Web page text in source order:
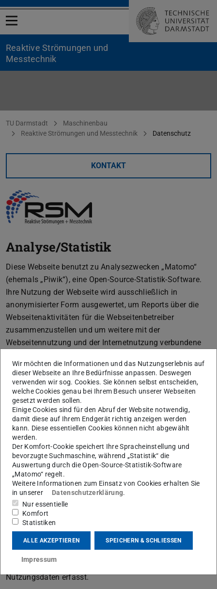
Menü öffnen
Reaktive Strömungen und
Messtechnik
Sie befinden sich hier:
TU Darmstadt
Maschinenbau
Reaktive Strömungen und Messtechnik
Datenschutz
KONTAKT
Analyse/Statistik
Diese Webseite benutzt zu Analysezwecken „Matomo“
(ehemals „Piwik“), eine Open-Source-Statistik-Software.
Ihre Nutzung der Webseite wird ausschließlich in
anonymisierter Form ausgewertet, um Reports über die
Webseitenaktivitäten für die Webseitenbetreiber
zusammenzustellen und um weitere mit der
Webseitennutzung und der Internetnutzung verbundene
verbessern.
Die von Matomo erfassten Daten werden auf Servern der
TU Darmstadt gespeichert und unter keinen Umständen
an Dritte weitergegeben. Die IP-Adresse wird sofort nach
der Verarbeitung und vor der Speicherung anonymisiert,
die letzten beiden Tupel der IP-Adresse werden nicht
gespeichert. Matomo verwendet zur Analyse der
Benutzung der Webseiten sog. „Cookies“, Textdateien, die
auf Ihrem Computer gespeichert werden. Durch
entsprechende Einstellungen in der Browser-Software
lässt sich die Speicherung von Cookies unterbinden.
Sofern Ihr Browser die „Do-Not-Track“-Technik unterstützt
und Sie diese aktiviert haben, wird ihr Besuch
Nur auf Seiten, auf denen in der Fußzeile (Footer) der Link
„Webseitenanalyse“ zu sehen ist, werden von Matomo
Nutzungsdaten erfasst.
Wir möchten die Informationen und das Nutzungserlebnis auf
dieser Webseite an Ihre Bedürfnisse anpassen. Deswegen
verwenden wir sog. Cookies. Sie können selbst entscheiden,
welche Cookies genau bei Ihrem Besuch unserer Webseiten
gesetzt werden sollen.
Einige Cookies sind für den Abruf der Website notwendig,
damit diese auf Ihrem Endgerät richtig anzeigen werden
kann. Diese essentiellen Cookies können nicht abgewählt
werden.
Der Komfort-Cookie speichert Ihre Spracheinstellung und
bevorzugte Suchmaschine, während „Statistik“ die
Auswertung durch die Open-Source-Statistik-Software
„Matomo“ regelt.
Weitere Informationen zum Einsatz von Cookies erhalten Sie
in unserer
Datenschutzerklärung.
Nur essentielle
Komfort
Statistiken
ALLE AKZEPTIEREN SPEICHERN & SCHLIESSEN
Impressum